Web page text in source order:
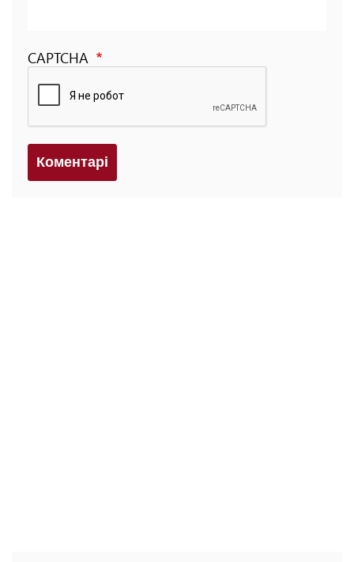
CAPTCHA
Коментарi